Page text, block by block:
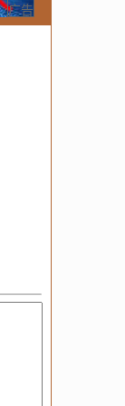
广告